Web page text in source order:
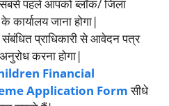
पहले आपको ब्लॉक/ जिला
कार्यालय जाना होगा|
प्राधिकारी से आवेदन पत्र
करना होगा|
Financial
Application Form सीधे